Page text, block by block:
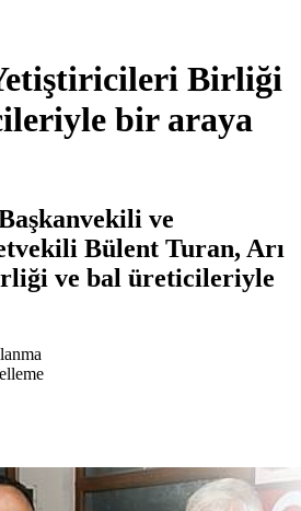
Birliği
bir araya
ve
Bülent Turan, Arı
ve bal üreticileriyle